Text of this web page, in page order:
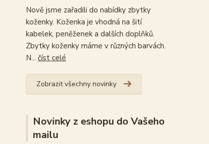
Nově jsme zařadili do nabídky zbytky
koženky. Koženka je vhodná na šití
kabelek, peněženek a dalších doplňků.
Zbytky koženky máme v různých barvách.
N... číst celé
Zobrazit všechny novinky
Novinky z eshopu do Vašeho
mailu